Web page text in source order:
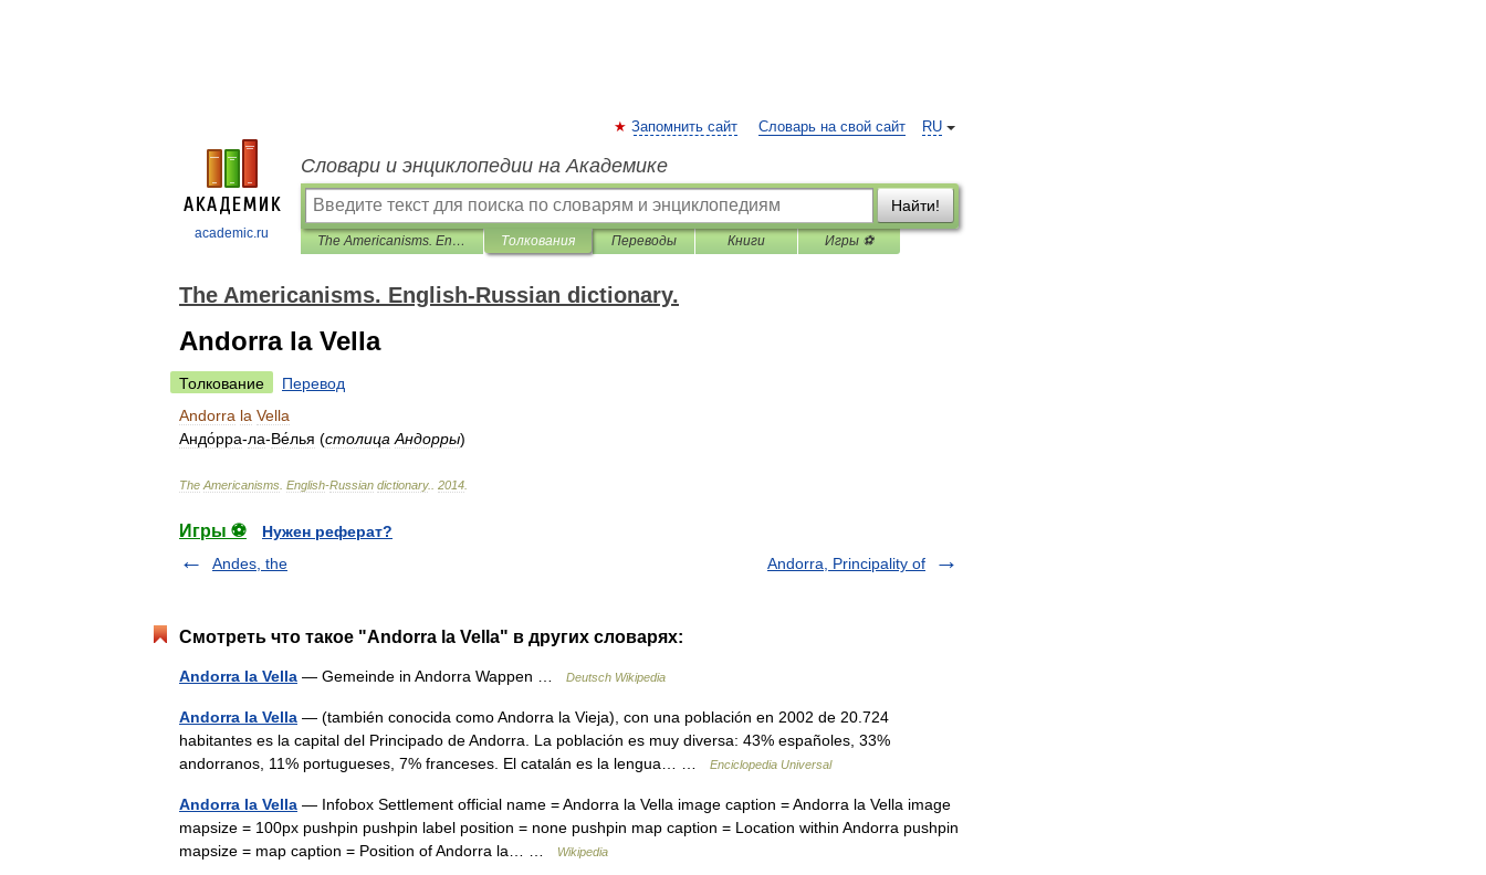
academic.ru
RU
Запомнить сайт Словарь на свой сайт
Словари и энциклопедии на Академике
Найти!
The Americanisms. English-Russian dictionary. Толкования Переводы Книги Игры ⚽
The Americanisms. English-Russian dictionary.
Andorra la Vella
Толкование
Перевод
Andorra la Vella
Андо́рра-ла-Ве́лья (столица Андорры)
The Americanisms English-Russian dictionary. 2014
Игры ⚽
Нужен реферат?
Andes, the
Andorra, Principality of
Смотреть что такое "Andorra la Vella" в других словарях:
Andorra la Vella — Gemeinde in Andorra Wappen … Deutsch Wikipedia
Andorra la Vella — (también conocida como Andorra la Vieja), con una población en 2002 de 20.724
habitantes es la capital del Principado de Andorra. La población es muy diversa: 43% españoles, 33%
andorranos, 11% portugueses, 7% franceses. El catalán es la lengua… …
Enciclopedia Universal
Andorra la Vella — Infobox Settlement official name = Andorra la Vella image caption = Andorra la Vella image
mapsize = 100px pushpin pushpin label position = none pushpin map caption = Location within Andorra pushpin
mapsize = map caption = Position of Andorra la… …
Wikipedia